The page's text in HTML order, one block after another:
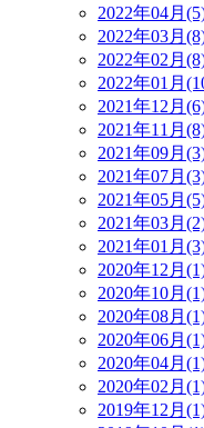
2022年04月
2022年03月
2022年02月
2022年01月
2021年12月
2021年11月
2021年09月
2021年07月
2021年05月
2021年03月
2021年01月
2020年12月
2020年10月
2020年08月
2020年06月
2020年04月
2020年02月
2019年12月